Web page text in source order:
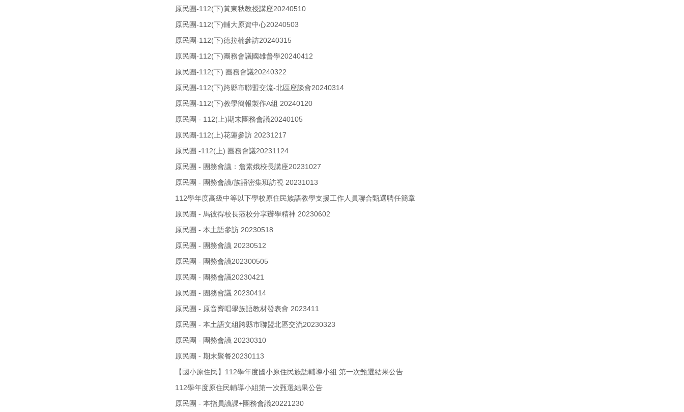
原民團-112(下)黃東秋教授講座20240510
原民團-112(下)輔大原資中心20240503
原民團-112(下)德拉楠參訪20240315
原民團-112(下)團務會議國雄督學20240412
原民團-112(下) 團務會議20240322
原民團-112(下)跨縣市聯盟交流-北區座談會20240314
原民團-112(下)教學簡報製作A組 20240120
原民團 - 112(上)期末團務會議20240105
原民團-112(上)花蓮參訪 20231217
原民團 -112(上) 團務會議20231124
原民團 - 團務會議：詹素娥校長講座20231027
原民團 - 團務會議/族語密集班訪視 20231013
112學年度高級中等以下學校原住民族語教學支援工作人員聯合甄選聘任簡章
原民團 - 馬彼得校長蒞校分享辦學精神 20230602
原民團 - 本土語參訪 20230518
原民團 - 團務會議 20230512
原民團 - 團務會議202300505
原民團 - 團務會議20230421
原民團 - 團務會議 20230414
原民團 - 原音齊唱學族語教材發表會 2023411
原民團 - 本土語文組跨縣市聯盟北區交流20230323
原民團 - 團務會議 20230310
原民團 - 期末聚餐20230113
【國小原住民】112學年度國小原住民族語輔導小組 第一次甄選結果公告
112學年度原住民輔導小組第一次甄選結果公告
原民團 - 本指員議課+團務會議20221230